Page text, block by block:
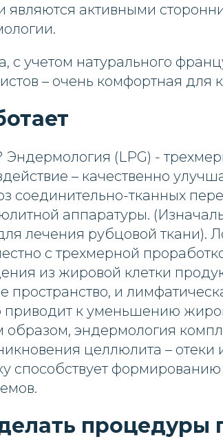
являются активными
с учетом натурального
– очень комфортная для
Эндермология (LPG) -
– качественно
соединительно-тканных
аппаратуры.
лечения рубцовой ткани).
с трехмерной
из жировой клетки
пространство, и
приводит к уменьшению
эндермология
целлюлита – отеки
способствует
процедуры